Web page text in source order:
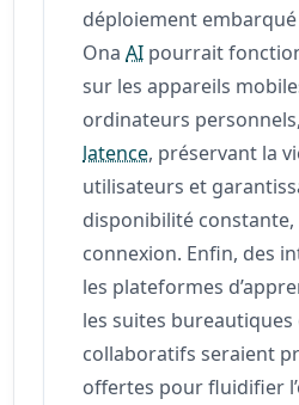
déploiement embarqué
OnaAI pourrait
sur les appareils
ordinateurs
latence, préservant la
utilisateurs et
disponibilité
connexion. Enfin, des
les plateformes
les suites
collaboratifs seraient
offertes pour fluidifier